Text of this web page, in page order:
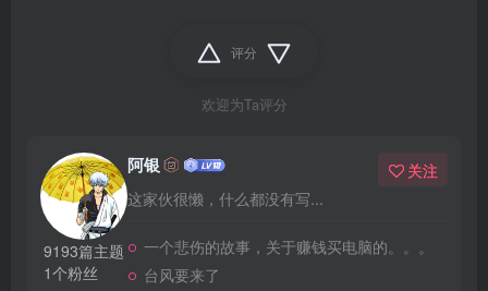
评分
欢迎为Ta评分
9193篇主题
1个粉丝
阿银
这家伙很懒，什么都没有写...
关注
一个悲伤的故事，关于赚钱买电脑的。。。
台风要来了